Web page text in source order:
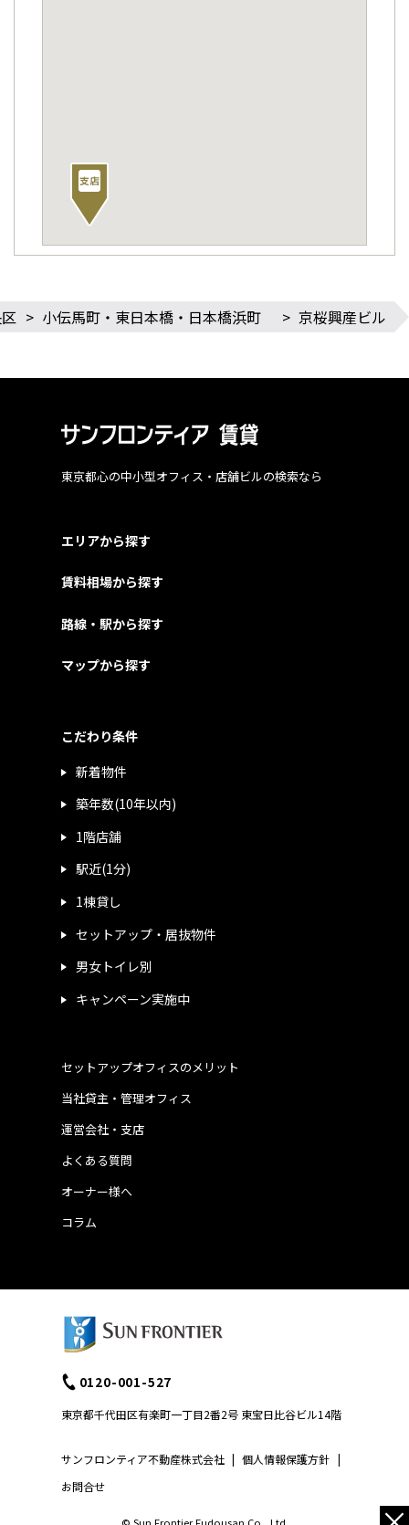
> 小伝馬町・東日本橋・日本橋浜町 > 京桜興産ビル
東京都心の中小型オフィス・店舗ビルの検索なら
エリアから探す
賃料相場から探す
路線・駅から探す
マップから探す
こだわり条件
新着物件
築年数(10年以内)
1階店舗
駅近(1分)
1棟貸し
セットアップ・居抜物件
男女トイレ別
キャンペーン実施中
運営会社・支店
よくある質問
当社貸主・管理オフィス
オーナー様へ
コラム
セットアップオフィスのメリット
サンフロンティア不動産株式会社 | 個人情報保護方針 |
お問合せ
0120-001-527
東京都千代田区有楽町一丁目2番2号 東宝日比谷ビル14階